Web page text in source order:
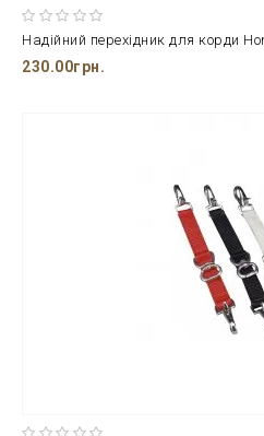
230.00грн.